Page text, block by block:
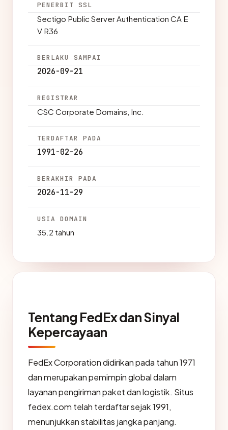
PENERBIT SSL
Sectigo Public Server Authentication CA E
V R36
BERLAKU SAMPAI
2026-09-21
REGISTRAR
CSC Corporate Domains, Inc.
TERDAFTAR PADA
1991-02-26
BERAKHIR PADA
2026-11-29
USIA DOMAIN
35.2 tahun
Tentang FedEx dan Sinyal
Kepercayaan
FedEx Corporation didirikan pada tahun 1971
dan merupakan pemimpin global dalam
layanan pengiriman paket dan logistik. Situs
fedex.com telah terdaftar sejak 1991,
menunjukkan stabilitas jangka panjang.